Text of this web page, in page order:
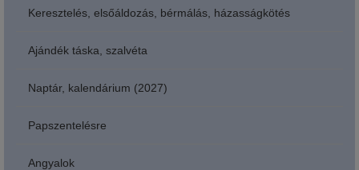
Keresztelés, elsőáldozás, bérmálás, házasságkötés
Ajándék táska, szalvéta
Naptár, kalendárium (2027)
Papszentelésre
Angyalok